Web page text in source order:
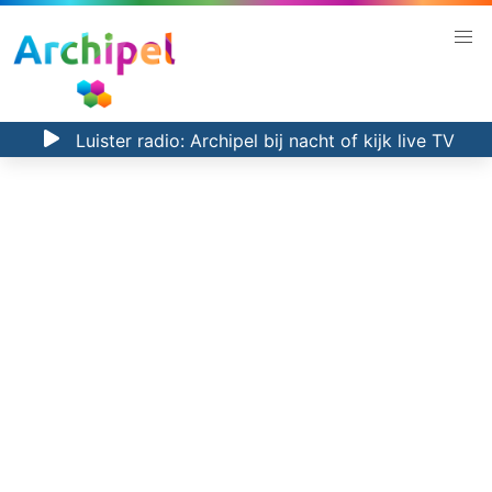
Luister radio: Archipel bij nacht of kijk live TV